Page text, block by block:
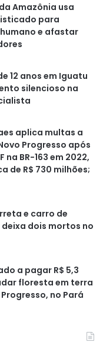
Amazônia usa
para
e afastar
12 anos em Iguatu
silencioso na
aplica multas a
Progresso após
na BR-163 em 2022,
de R$ 730 milhões;
e carro de
deixa dois mortos no
a pagar R$ 5,3
floresta em terra
no Pará